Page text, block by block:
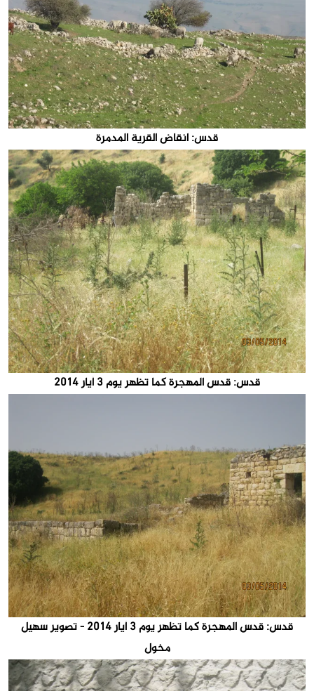
قدس: انقاض القرية المدمرة
قدس: قدس المهجرة كما تظهر يوم 3 أيار 2014
قدس: قدس المهجرة كما تظهر يوم 3 أيار 2014 - تصوير سهيل
مخول